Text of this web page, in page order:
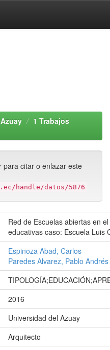
1 Trabajos
para citar o enlazar este
handle/datos/5876
Red de Escuelas abiertas en
educativas caso: Escuela Luis
Espinoza Abad, Carlos
Paredes Alvarez, Pablo Andrés
2016
Universidad del Azuay
Arquitecto